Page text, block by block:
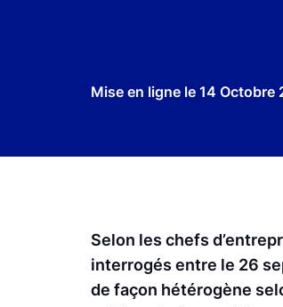
Mise en ligne le 14 Octobre
Selon les chefs
interrogés entre le 26
de façon hétérogène